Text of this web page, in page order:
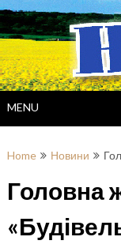
Skip
to
content
MENU
Home Новини
Головна